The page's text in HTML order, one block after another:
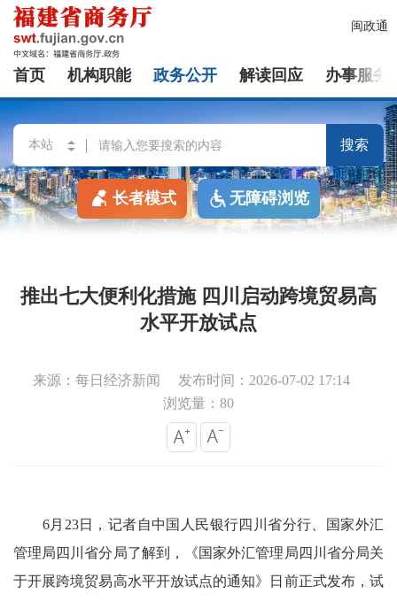
闽政通
首页 机构职能 政务公开 解读回应 办事服务
搜索
长者模式 无障碍浏览
推出七大便利化措施 四川启动跨境贸易高
水平开放试点
来源：每日经济新闻
发布时间：2026-07-02 17:14
浏览量：80
6月23日，记者自中国人民银行四川省分行、国家外汇
管理局四川省分局了解到，《国家外汇管理局四川省分局关
于开展跨境贸易高水平开放试点的通知》日前正式发布，试